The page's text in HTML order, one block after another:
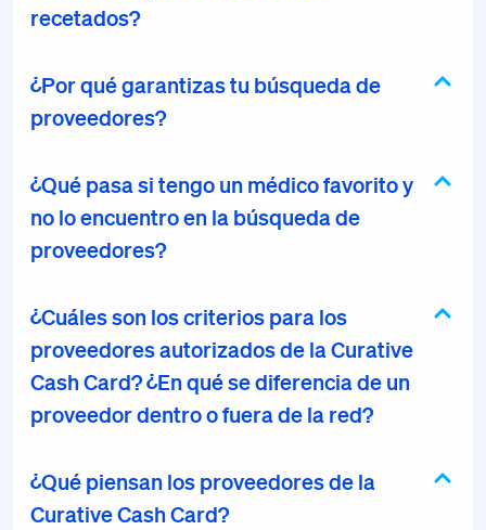
recetados?
¿Por qué garantizas tu búsqueda de
proveedores?
¿Qué pasa si tengo un médico favorito y
no lo encuentro en la búsqueda de
proveedores?
¿Cuáles son los criterios para los
proveedores autorizados de la Curative
Cash Card? ¿En qué se diferencia de un
proveedor dentro o fuera de la red?
¿Qué piensan los proveedores de la
Curative Cash Card?